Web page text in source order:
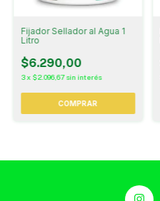
Fijador Sellador al Agua 1
Litro
$6.290,00
3x $2.096,67 sin interés
COMPRAR